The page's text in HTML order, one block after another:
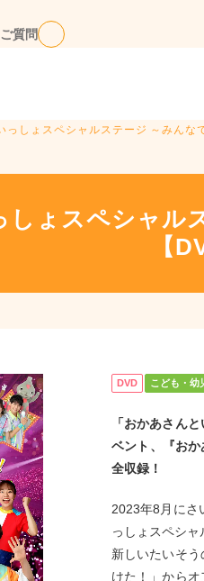
質問
っしょスペシャルステージ ～みんな
しょスペシャル
【
DVD こども・幼
「おかあさん
ベント、『お
全収録！
2023年8月にさ
っしょスペシ
新しいたいそ
けた！」から